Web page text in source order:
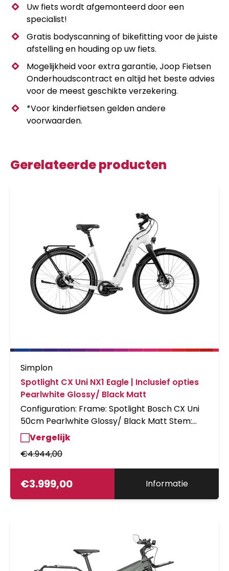
Uw fiets wordt afgemonteerd door een
specialist!
Gratis bodyscanning of bikefitting voor de juiste
afstelling en houding op uw fiets.
Mogelijkheid voor extra garantie, Joop Fietsen
Onderhoudscontract en altijd het beste advies
voor de meest geschikte verzekering.
*Voor kinderfietsen gelden andere
voorwaarden.
Gerelateerde producten
Simplon
Spotlight CX Uni NX1 Eagle | Inclusief opties
Pearlwhite Glossy/ Black Matt
Configuration: Frame: Spotlight Bosch CX Uni
50cm Pearlwhite Glossy/ Black Matt Stem:
English Option Description Spacers: 40mm
Spacers Alloy Display: Display Bosch Nyon
(MY21) 31.8 handlebar Bike lock: Set Abus Shield
5950/PT Schliesskit Saddle: Sportourer GARDA
Gel Flow Woman
Vergelijk
€4.944,00
€3.999,00 Informatie